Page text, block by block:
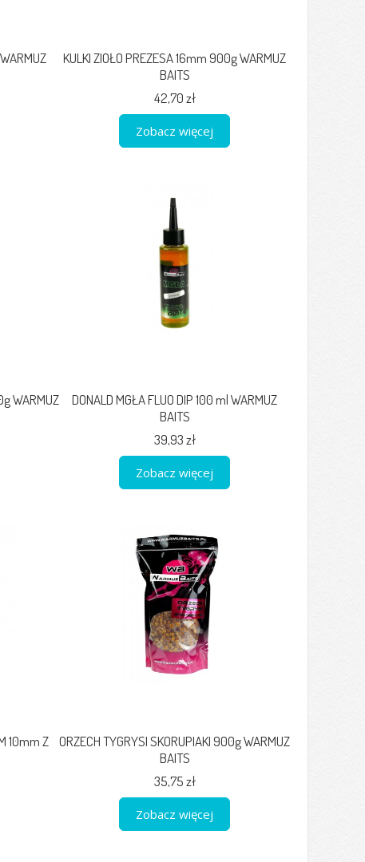
KULKI ZIOŁO PREZESA 16mm 900g WARMUZ
BAITS
42,70 zł
Zobacz więcej
WARMUZ
DONALD MGŁA FLUO DIP 100 ml WARMUZ
BAITS
39,93 zł
Zobacz więcej
10mm Z
ORZECH TYGRYSI SKORUPIAKI 900g WARMUZ
BAITS
35,75 zł
Zobacz więcej